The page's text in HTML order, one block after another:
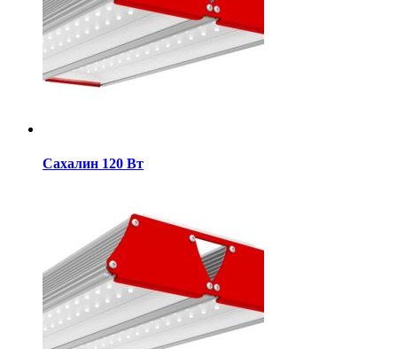
Сахалин 120 Вт